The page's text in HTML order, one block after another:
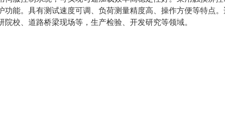
能。具有测试速度可调、负荷测量精度高、操作方便等特点
校、道路桥梁现场等，生产检验、开发研究等领域。